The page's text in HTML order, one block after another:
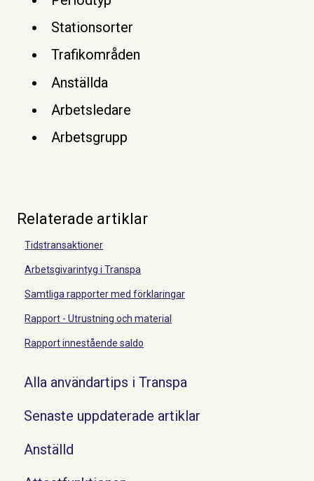
Stationsorter
Trafikområden
Anställda
Arbetsledare
Arbetsgrupp
Relaterade artiklar
Tidstransaktioner
Arbetsgivarintyg i Transpa
Samtliga rapporter med förklaringar
Rapport - Utrustning och material
Rapport innestående saldo
Alla användartips i Transpa
Senaste uppdaterade artiklar
Anställd